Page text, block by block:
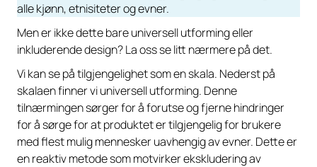
alle kjønn, etnisiteter og evner.
Men er ikke dette bare universell utforming eller
inkluderende design? La oss se litt nærmere på det.
Vi kan se på tilgjengelighet som en skala. Nederst på
skalaen finner vi universell utforming. Denne
tilnærmingen sørger for å forutse og fjerne hindringer
for å sørge for at produktet er tilgjengelig for brukere
med flest mulig mennesker uavhengig av evner. Dette er
en reaktiv metode som motvirker ekskludering av